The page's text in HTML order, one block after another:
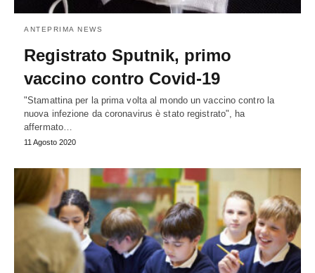
ANTEPRIMA NEWS
Registrato Sputnik, primo
vaccino contro Covid-19
"Stamattina per la prima volta al mondo un vaccino contro la
nuova infezione da coronavirus è stato registrato", ha
affermato…
11 Agosto 2020